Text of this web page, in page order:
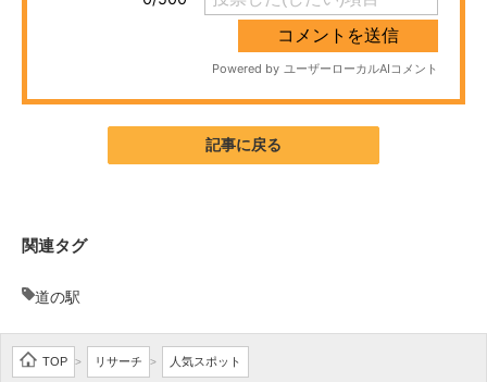
AI活用のいまが分かる
企業向けIT製品の総合サイト
記事に戻る
関連タグ
道の駅
TOP > リサーチ > 人気スポット